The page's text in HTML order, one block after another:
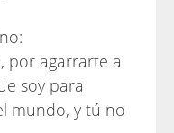
por agarrarte a
soy para
mundo, y tú no